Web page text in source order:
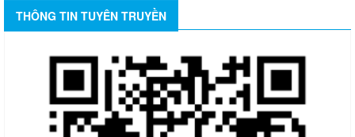
THÔNG TIN TUYÊN TRUYỀN